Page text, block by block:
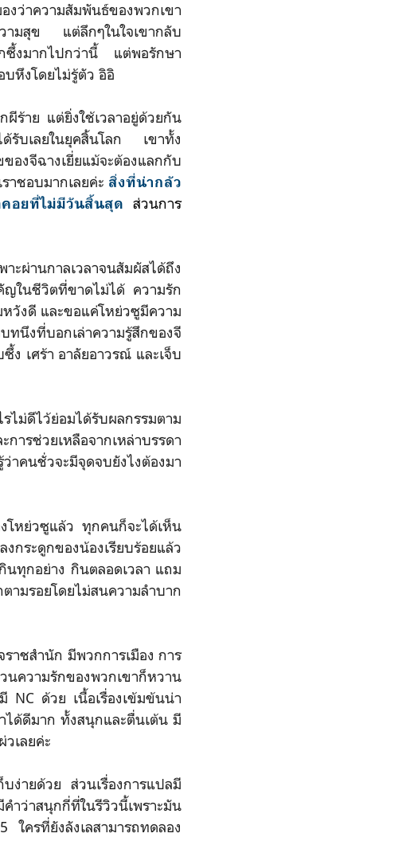
ว่าความสัมพันธ์ของพวกเขา
ามสุข แต่ลึกๆในใจเขากลับ
ซึ้งมากไปกว่านี้ แต่พอรักษา
บหึงโดยไม่รู้ตัว อิอิ
ร้าย แต่ยิ่งใช้เวลาอยู่ด้วยกัน
ได้รับเลยในยุคสิ้นโลก เขาทั้ง
งจีฉางเยี่ยแม้จะต้องแลกกับ
าชอบมากเลยค่ะ สิ่งที่น่ากลัว
อยที่ไม่มีวันสิ้นสุด
ส่วนการ
ผ่านกาลเวลาจนสัมผัสได้ถึง
ในชีวิตที่ขาดไม่ได้ ความรัก
หวังดี และขอแค่โหย่วซูมีความ
นึงที่บอกเล่าความรู้สึกของจี
เศร้า อาลัยอาวรณ์ และเจ็บ
ไม่ดีไว้ย่อมได้รับผลกรรมตาม
ารช่วยเหลือจากเหล่าบรรดา
คนชั่วจะมีจุดจบยังไงต้องมา
โหย่วซูแล้ว ทุกคนก็จะได้เห็น
ระดูกของน้องเรียบร้อยแล้ว
นทุกอย่าง กินตลอดเวลา แถม
าชสำนัก มีพวกการเมือง การ
นความรักของพวกเขาก็หวาน
NC ด้วย เนื้อเรื่องเข้มข้นน่า
ได้ดีมาก ทั้งสนุกและตื่นเต้น มี
เลยค่ะ
ง่ายด้วย ส่วนเรื่องการแปลมี
ำว่าสนุกกี่ที่ในรีวิวนี้เพราะมัน
ใครที่ยังลังเลสามารถทดลอง